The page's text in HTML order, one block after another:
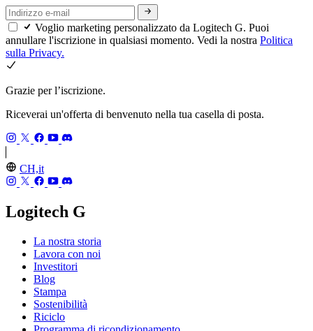
Voglio marketing personalizzato da Logitech G. Puoi
annullare l'iscrizione in qualsiasi momento. Vedi la nostra Politica
sulla Privacy.
Grazie per l’iscrizione.
Riceverai un'offerta di benvenuto nella tua casella di posta.
CH,it
Logitech G
La nostra storia
Lavora con noi
Investitori
Blog
Stampa
Sostenibilità
Riciclo